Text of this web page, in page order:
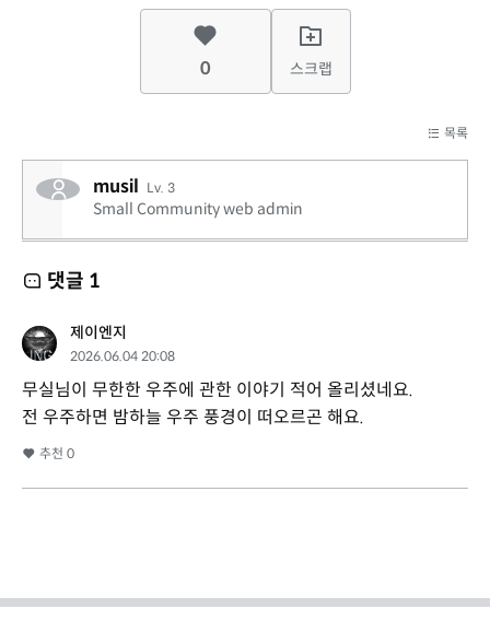
0 스크랩
목록
musil Lv. 3
Small Community web admin
댓글 1
제이엔지
2026.06.04 20:08
무실님이 무한한 우주에 관한 이야기 적어 올리셨네요.
전 우주하면 밤하늘 우주 풍경이 떠오르곤 해요.
추천 0